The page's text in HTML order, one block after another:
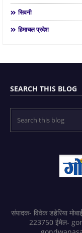
सिवनी
हिमाचल प्रदेश
SEARCH THIS BLOG
संपादक- विवेक डहेरिया
223750 ईमेल-